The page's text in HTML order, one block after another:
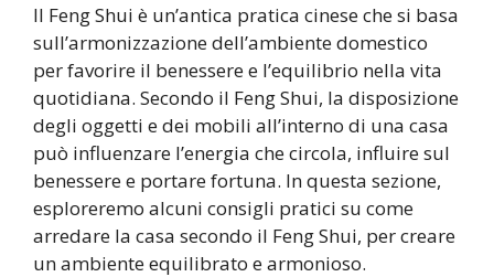
Il Feng Shui è un’antica pratica cinese che si basa
sull’armonizzazione dell’ambiente domestico
per favorire il benessere e l’equilibrio nella vita
quotidiana. Secondo il Feng Shui, la disposizione
degli oggetti e dei mobili all’interno di una casa
può influenzare l’energia che circola, influire sul
benessere e portare fortuna. In questa sezione,
esploreremo alcuni consigli pratici su come
arredare la casa secondo il Feng Shui, per creare
un ambiente equilibrato e armonioso.